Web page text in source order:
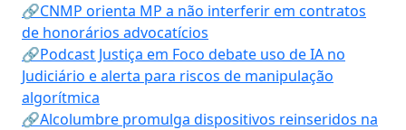
🔗CNMP orienta MP a não interferir em contratos
de honorários advocatícios
🔗Podcast Justiça em Foco debate uso de IA no
Judiciário e alerta para riscos de manipulação
algorítmica
🔗Alcolumbre promulga dispositivos reinseridos na